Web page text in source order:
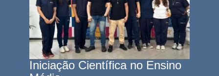
Iniciação Científica no Ensino